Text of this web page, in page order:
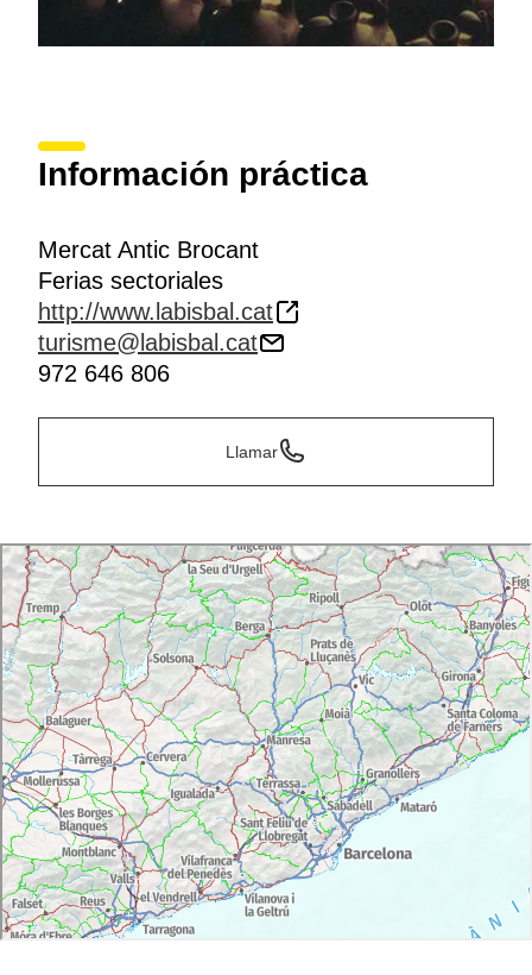
Información práctica
Mercat Antic Brocant
Ferias sectoriales
http://www.labisbal.cat
turisme@labisbal.cat
972 646 806
Llamar